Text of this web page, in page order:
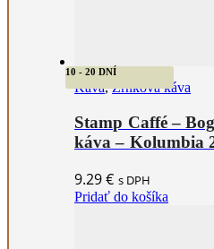
10 - 20 DNÍ
Káva,Zrnková káva
Stamp Caffé –
káva – Kolumbia
9.29€ s DPH
Pridať do košíka